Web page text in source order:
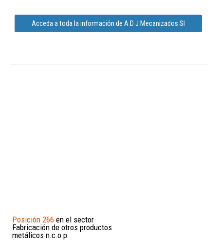
Acceda a toda la información de A D J Mecanizados Sl
Posición 266 en el sector
Fabricación de otros productos
metálicos n.c.o.p.